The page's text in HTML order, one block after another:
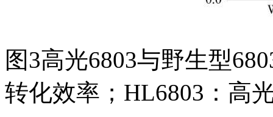
图3高光6803与野生型
转化效率；HL6803：高